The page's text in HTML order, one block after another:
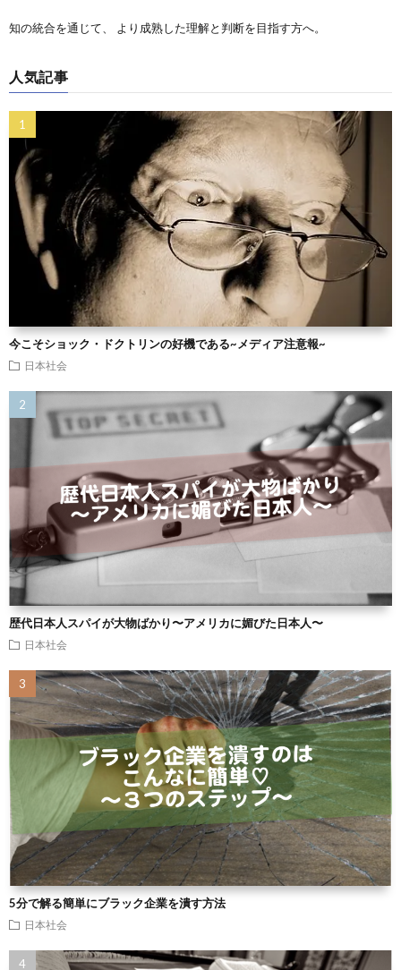
知の統合を通じて、 より成熟した理解と判断を目指す方へ。
人気記事
今こそショック・ドクトリンの好機である~メディア注意報~
日本社会
歴代日本人スパイが大物ばかり〜アメリカに媚びた日本人〜
日本社会
5分で解る簡単にブラック企業を潰す方法
日本社会